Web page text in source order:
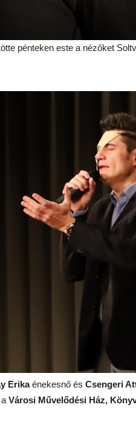
pénteken este a nézőket
Erikaénekesnő és Csengeri
Városi Művelődési Ház,